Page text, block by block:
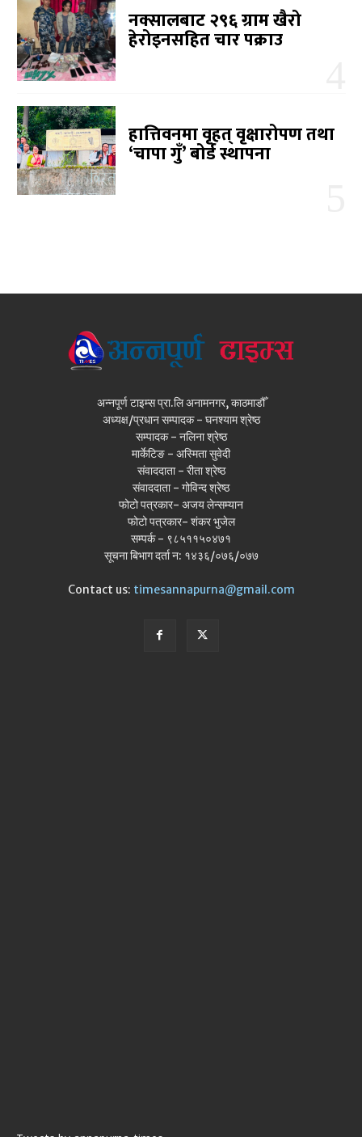
नक्सालबाट २९६ ग्राम खैरो
हेरोइनसहित चार पक्राउ
हात्तिवनमा वृहत् वृक्षारोपण तथा
‘चापा गुँ’ बोर्ड स्थापना
अन्नपूर्ण टाइम्स प्रा.लि अनामनगर, काठमाडौँ
अध्यक्ष/प्रधान सम्पादक - घनश्याम श्रेष्ठ
सम्पादक - नलिना श्रेष्ठ
मार्केटिङ - अस्मिता सुवेदी
संवाददाता - रीता श्रेष्ठ
संवाददाता - गोविन्द श्रेष्ठ
फोटो पत्रकार- अजय लेन्सम्यान
फोटो पत्रकार- शंकर भुजेल
सम्पर्क - ९८५११५०४७१
सूचना बिभाग दर्ता न: १४३६/०७६/०७७
Contact us: timesannapurna@gmail.com